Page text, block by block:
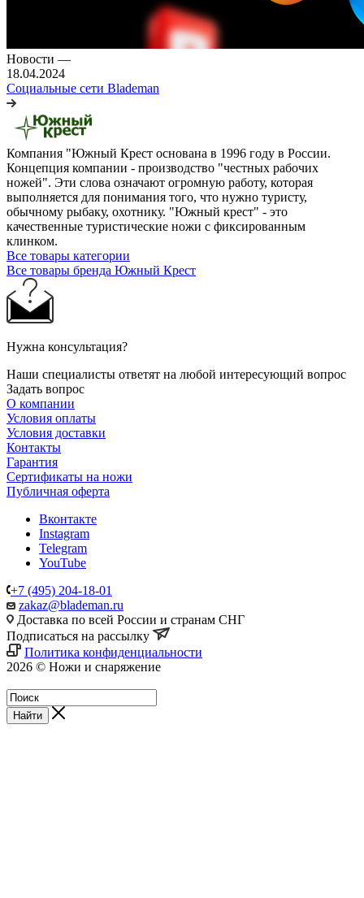
Новости —
18.04.2024
Социальные сети Blademan
Компания "Южный Крест основана в 1996 году в России.
Концепция компании - производство "честных рабочих
ножей". Эти слова означают огромную работу, которая
выполняется для понимания того, что нужно туристу,
обычному рыбаку, охотнику. "Южный крест" - это
качественные туристические ножи с фиксированным
клинком.
Все товары категории
Все товары бренда Южный Крест
Нужна консультация?
Наши специалисты ответят на любой интересующий вопрос
Задать вопрос
О компании
Условия оплаты
Условия доставки
Контакты
Гарантия
Сертификаты на ножи
Публичная оферта
Вконтакте
Instagram
Telegram
YouTube
+7 (495) 204-18-01
zakaz@blademan.ru
Доставка по всей России и странам СНГ
Подписаться на рассылку
Политика конфиденциальности
2026 © Ножи и снаряжение
Найти